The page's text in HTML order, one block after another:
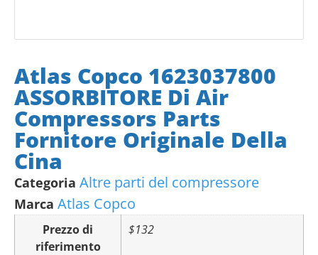
Atlas Copco 1623037800
ASSORBITORE Di Air
Compressors Parts
Fornitore Originale Della
Cina
Categoria Altre parti del compressore
Marca Atlas Copco
Prezzo di
riferimento
$132